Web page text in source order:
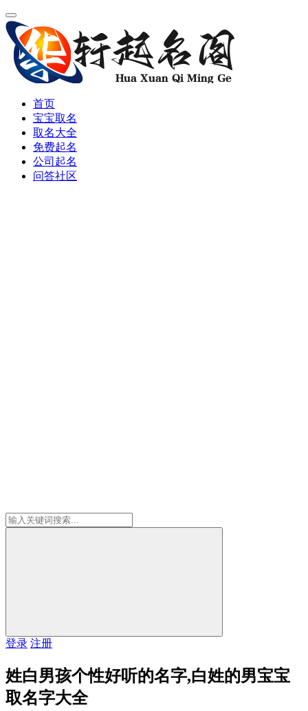
首页
宝宝取名
取名大全
免费起名
公司起名
问答社区
登录 注册
姓白男孩个性好听的名字,白姓的男宝宝
取名字大全